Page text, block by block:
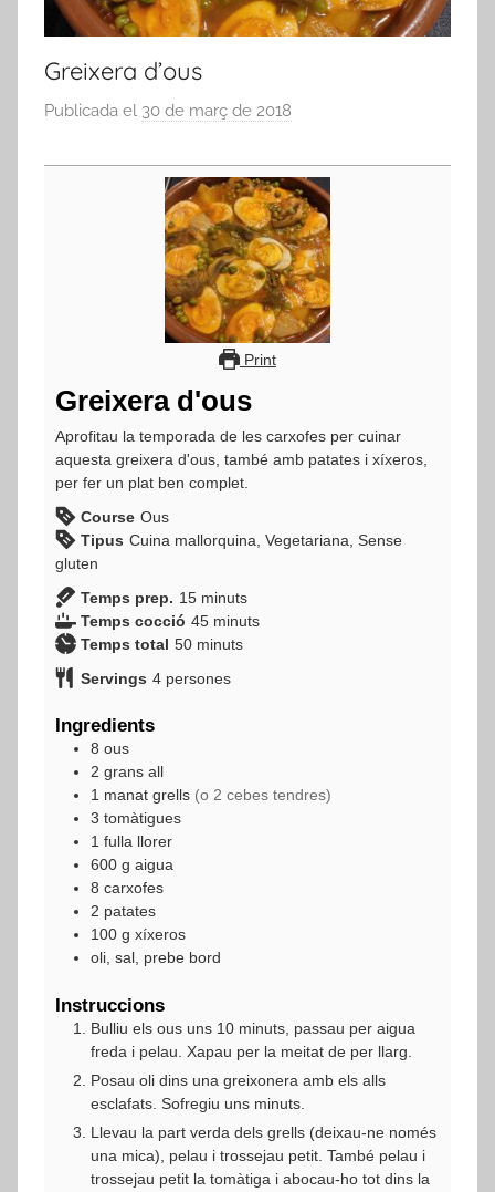
Greixera d’ous
Publicada el 30 de març de 2018
r
a
d
m
i
n
Print
Greixera d'ous
Aprofitau la temporada de les carxofes per cuinar
aquesta greixera d'ous, també amb patates i xíxeros,
per fer un plat ben complet.
Course Ous
Tipus Cuina mallorquina, Vegetariana, Sense
gluten
Temps prep. 15minuts
minuts
Temps cocció 45minuts
minuts
Temps total 50minuts
minuts
Servings 4 persones
Ingredients
8 ous
2 grans all
1 manat grells (o 2 cebes tendres)
3 tomàtigues
1 fulla llorer
600 g aigua
8 carxofes
2 patates
100 g xíxeros
oli, sal, prebe bord
Instruccions
Bulliu els ous uns 10 minuts, passau per aigua
freda i pelau. Xapau per la meitat de per llarg.
Posau oli dins una greixonera amb els alls
esclafats. Sofregiu uns minuts.
Llevau la part verda dels grells (deixau-ne només
una mica), pelau i trossejau petit. També pelau i
trossejau petit la tomàtiga i abocau-ho tot dins la